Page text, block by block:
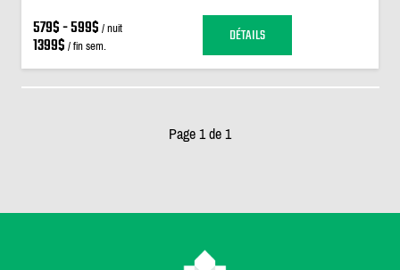
579$ - 599$ / nuit
1399$ / fin sem. DÉTAILS
Page 1 de 1